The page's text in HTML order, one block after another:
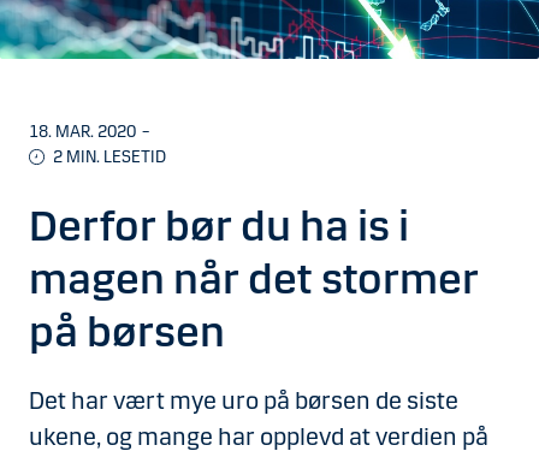
18. MAR. 2020 –
2 MIN. LESETID
Derfor bør du ha is i
magen når det stormer
på børsen
Det har vært mye uro på børsen de siste
ukene, og mange har opplevd at verdien på